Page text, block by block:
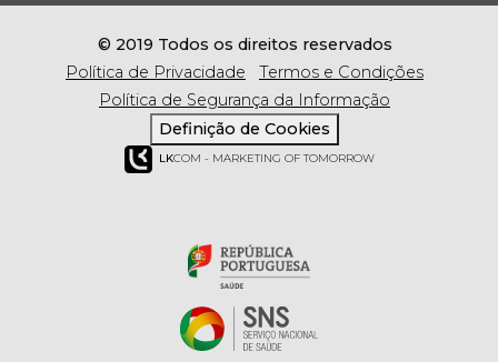
© 2019 Todos os direitos reservados
Política de Privacidade
Termos e Condições
Política de Segurança da Informação
Definição de Cookies
LKCOM - MARKETING OF TOMORROW